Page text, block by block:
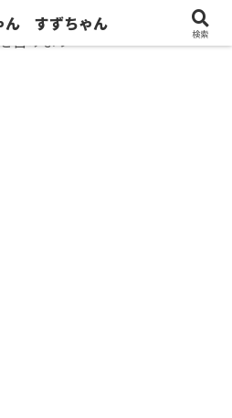
含みます
ん すずちゃん
検索